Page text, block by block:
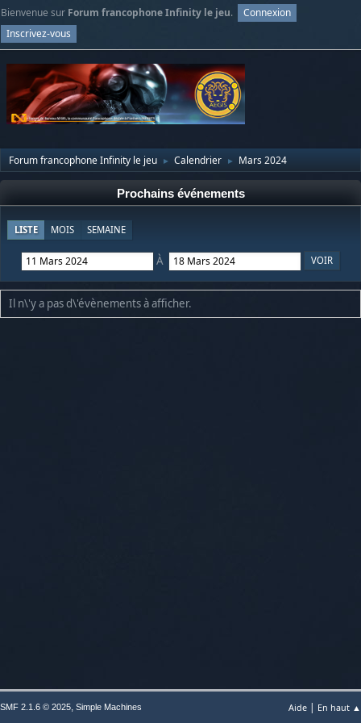
Bienvenue sur Forum francophone Infinity le jeu.
Connexion
Inscrivez-vous
Forum francophone Infinity le jeu ► Calendrier ► Mars 2024
Prochains événements
LISTE MOIS SEMAINE
À
Il n\'y a pas d\'évènements à afficher.
Aide | En haut ▲
SMF 2.1.6 © 2025, Simple Machines